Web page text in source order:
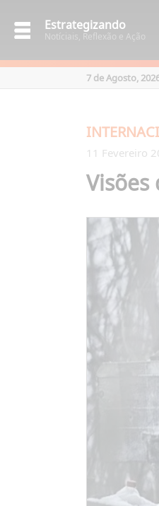
Estrategizando
Notíciais, Reflexão e Ação
7 de Agosto,
11 Fevereiro